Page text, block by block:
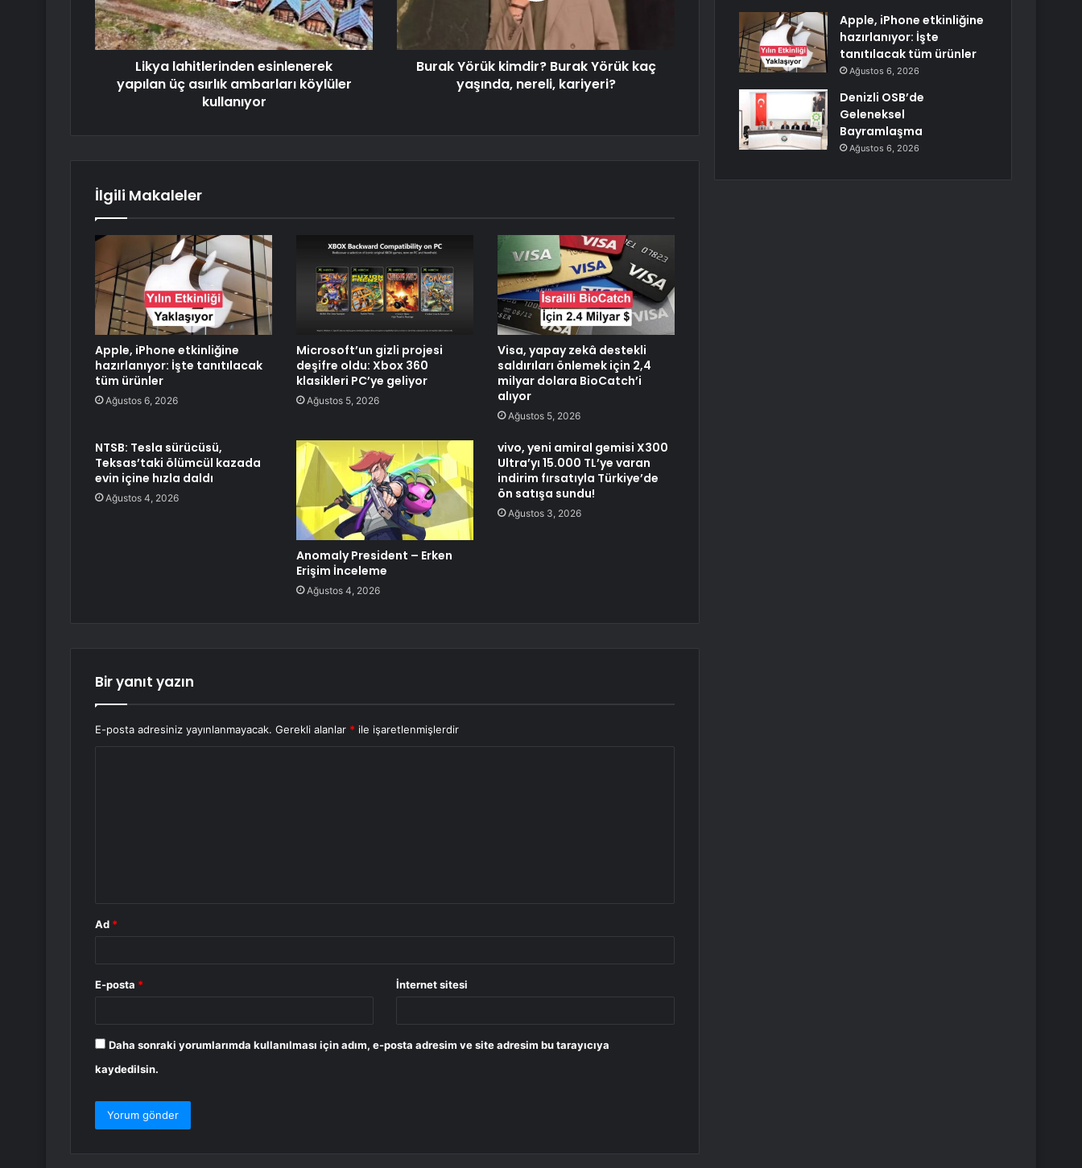
Likya lahitlerinden esinlenerek
yapılan üç asırlık ambarları köylüler
kullanıyor
Burak Yörük kimdir? Burak Yörük kaç
yaşında, nereli, kariyeri?
İlgili Makaleler
Apple, iPhone etkinliğine
hazırlanıyor: İşte tanıtılacak
tüm ürünler
Ağustos 6, 2026
Microsoft’un gizli projesi
deşifre oldu: Xbox 360
klasikleri PC’ye geliyor
Ağustos 5, 2026
Visa, yapay zekâ destekli
saldırıları önlemek için 2,4
milyar dolara BioCatch’i
alıyor
Ağustos 5, 2026
NTSB: Tesla sürücüsü,
Teksas’taki ölümcül kazada
evin içine hızla daldı
Ağustos 4, 2026
Anomaly President – Erken
Erişim İnceleme
Ağustos 4, 2026
vivo, yeni amiral gemisi X300
Ultra’yı 15.000 TL’ye varan
indirim fırsatıyla Türkiye’de
ön satışa sundu!
Ağustos 3, 2026
Bir yanıt yazın
E-posta adresiniz yayınlanmayacak. Gerekli alanlar * ile işaretlenmişlerdir
Ad *
E-posta * İnternet sitesi
Daha sonraki yorumlarımda kullanılması için adım, e-posta adresim ve site adresim bu tarayıcıya
kaydedilsin.
Apple, iPhone etkinliğine
hazırlanıyor: İşte
tanıtılacak tüm ürünler
Ağustos 6, 2026
Denizli OSB’de
Geleneksel
Bayramlaşma
Ağustos 6, 2026